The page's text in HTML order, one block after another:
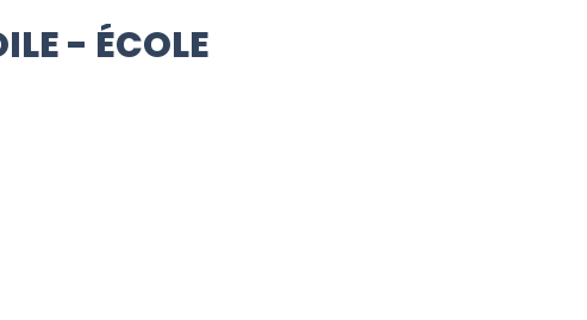
- ÉCOLE